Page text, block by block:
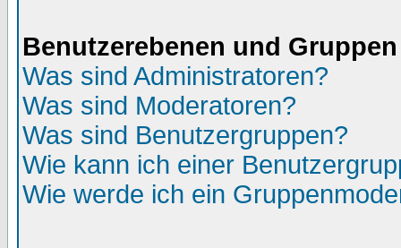
Benutzerebenen und Gruppen
Was sind Administratoren?
Was sind Moderatoren?
Was sind Benutzergruppen?
Wie kann ich einer
Wie werde ich ein